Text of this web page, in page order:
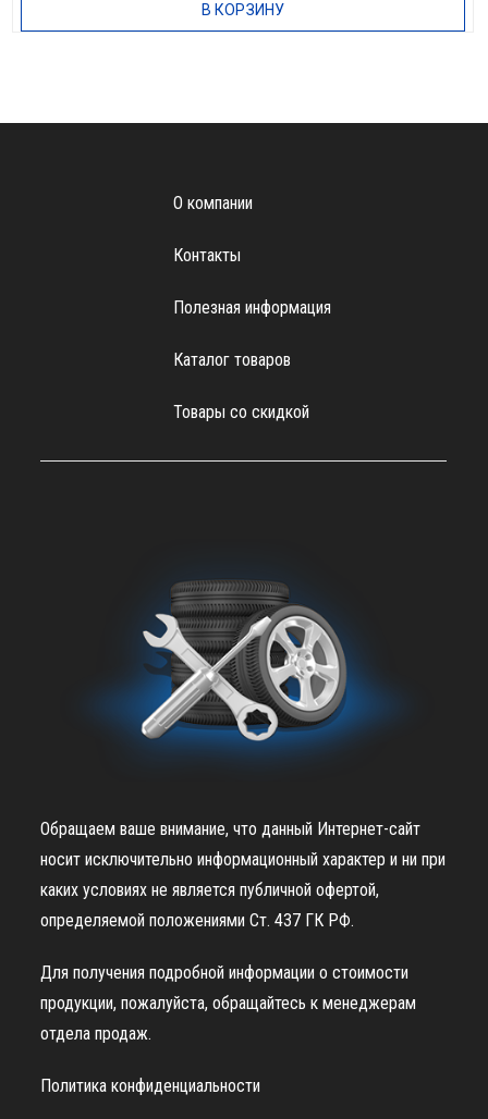
В КОРЗИНУ
О компании
Контакты
Полезная информация
Каталог товаров
Товары со скидкой
Обращаем ваше внимание, что данный Интернет-сайт
носит исключительно информационный характер и ни при
каких условиях не является публичной офертой,
определяемой положениями Ст. 437 ГК РФ.
Для получения подробной информации о стоимости
продукции, пожалуйста, обращайтесь к менеджерам
отдела продаж.
Политика конфиденциальности